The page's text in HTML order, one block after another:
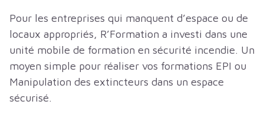
Pour les entreprises qui manquent d’espace ou de
locaux appropriés, R’Formation a investi dans une
unité mobile de formation en sécurité incendie. Un
moyen simple pour réaliser vos formations EPI ou
Manipulation des extincteurs dans un espace
sécurisé.